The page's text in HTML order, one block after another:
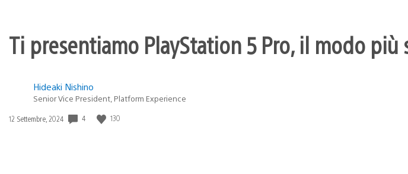
Ti presentiamo PlayStation 5 Pro, il modo
Hideaki Nishino
Senior Vice President, Platform Experience
Data
12 Settembre, 2024 4 130